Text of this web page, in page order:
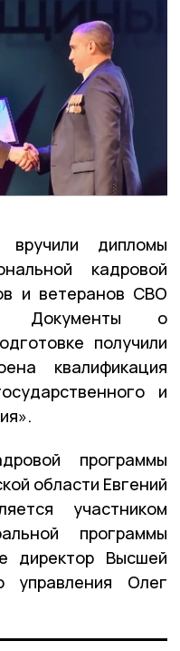
дипломы
кадровой
и ветеранов СВО
Документы о
получили
квалификация
и
программы
области Евгений
участником
программы
директор Высшей
управления Олег